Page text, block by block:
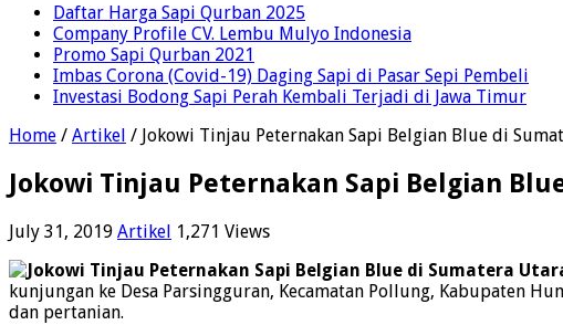
Daftar Harga Sapi Qurban 2025
Company Profile CV. Lembu Mulyo Indonesia
Promo Sapi Qurban 2021
Imbas Corona (Covid-19) Daging Sapi di Pasar Sepi Pembeli
Investasi Bodong Sapi Perah Kembali Terjadi di Jawa Timur
Home / Artikel / Jokowi Tinjau Peternakan Sapi Belgian Blue di
Jokowi Tinjau Peternakan Sapi Belgian
July 31, 2019 Artikel 1,271 Views
kunjungan ke Desa Parsingguran, Kecamatan Pollung, Kabupaten
dan pertanian.